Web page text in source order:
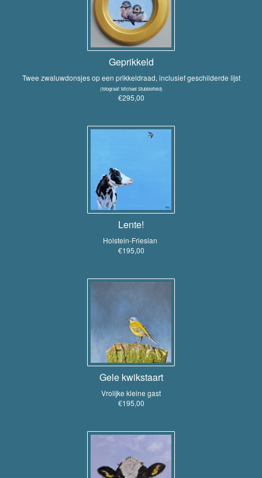
Geprikkeld
Twee zwaluwdonsjes op een prikkeldraad, inclusief geschilderde lijst
(fotograaf: Michael Stubblefield)
€295,00
Lente!
Holstein-Friesian
€195,00
Gele kwikstaart
Vrolijke kleine gast
€195,00